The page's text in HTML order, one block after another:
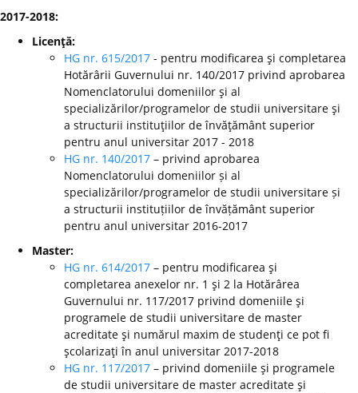
2017-2018:
Licenţă:
HG nr. 615/2017 - pentru modificarea şi completarea
Hotărârii Guvernului nr. 140/2017 privind aprobarea
Nomenclatorului domeniilor şi al
specializărilor/programelor de studii universitare şi
a structurii instituţiilor de învăţământ superior
pentru anul universitar 2017 - 2018
HG nr. 140/2017 – privind aprobarea
Nomenclatorului domeniilor și al
specializărilor/programelor de studii universitare și
a structurii instituțiilor de învățământ superior
pentru anul universitar 2016-2017
Master:
HG nr. 614/2017 – pentru modificarea şi
completarea anexelor nr. 1 şi 2 la Hotărârea
Guvernului nr. 117/2017 privind domeniile şi
programele de studii universitare de master
acreditate şi numărul maxim de studenţi ce pot fi
şcolarizaţi în anul universitar 2017-2018
HG nr. 117/2017 – privind domeniile şi programele
de studii universitare de master acreditate şi